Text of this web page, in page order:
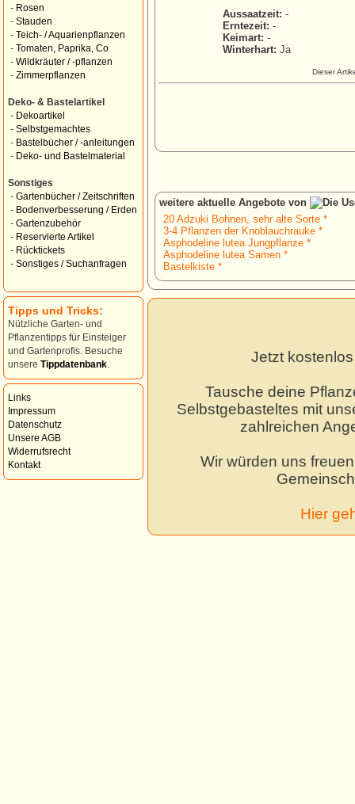
- Rosen
- Stauden
- Teich- / Aquarienpflanzen
- Tomaten, Paprika, Co
- Wildkräuter / -pflanzen
- Zimmerpflanzen
Deko- & Bastelartikel
- Dekoartikel
- Selbstgemachtes
- Bastelbücher / -anleitungen
- Deko- und Bastelmaterial
Sonstiges
- Gartenbücher / Zeitschriften
- Bodenverbesserung / Erden
- Gartenzubehör
- Reservierte Artikel
- Rücktickets
- Sonstiges / Suchanfragen
Tipps und Tricks:
Nützliche Garten- und
Pflanzentipps für Einsteiger
und Gartenprofis. Besuche
unsere Tippdatenbank
Links
Impressum
Datenschutz
Unsere AGB
Widerrufsrecht
Kontakt
Aussaatzeit: -
Erntezeit: -
Keimart: -
Winterhart: Ja
Dieser
weitere aktuelle Angebote von
20 Adzuki Bohnen, sehr alte Sorte *
3-4 Pflanzen der Knoblauchrauke *
Asphodeline lutea Jungpflanze *
Asphodeline lutea Samen *
Bastelkiste *
Jetzt
Tausche deine
Selbstgebasteltes mit
zahlreichen
Wir würden uns
Hier